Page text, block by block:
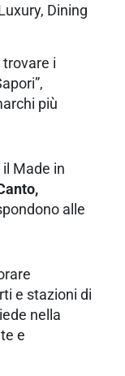
Dining
trovare i
più
Made in
alle
e stazioni di
nella
e